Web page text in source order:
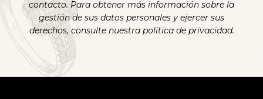
contacto. Para obtener más información sobre la
gestión de sus datos personales y ejercer sus
derechos, consulte nuestra política de privacidad.